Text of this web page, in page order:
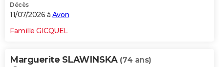
Décès
11/07/2026 à Avon
Famille GICQUEL
Marguerite SLAWINSKA (74 ans)